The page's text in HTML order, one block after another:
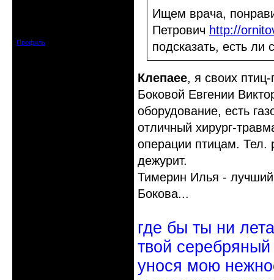
Профиль
Ищем врача,
Петрович http://
подсказать, есть
Клепаee, я своих
Боковой Евгении
оборудование, есть
отличный хирург-
операции птицам. Тел.
дежурит.
Тимерин Илья - лучший
Бокова...
где бы ты ни
твой
унося мою